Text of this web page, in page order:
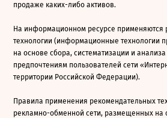
продаже каких-либо активов.
На информационном ресурсе применяются
технологии (информационные технологии
на основе сбора, систематизации и
предпочтениям пользователей сети
территории Российской Федерации).
Правила применения рекомендательных
рекламно-обменной сети, размещенных на